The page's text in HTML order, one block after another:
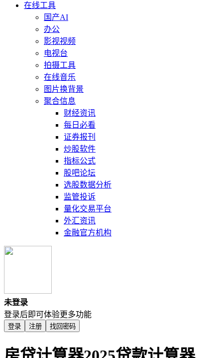
在线工具
国产AI
办公
影视视频
电视台
拍摄工具
在线音乐
图片换背景
聚合信息
财经资讯
每日必看
证券报刊
炒股软件
指标公式
股吧论坛
选股数据分析
监管投诉
量化交易平台
外汇资讯
金融官方机构
未登录
登录后即可体验更多功能
登录 注册 找回密码